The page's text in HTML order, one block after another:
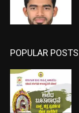
POPULAR POSTS